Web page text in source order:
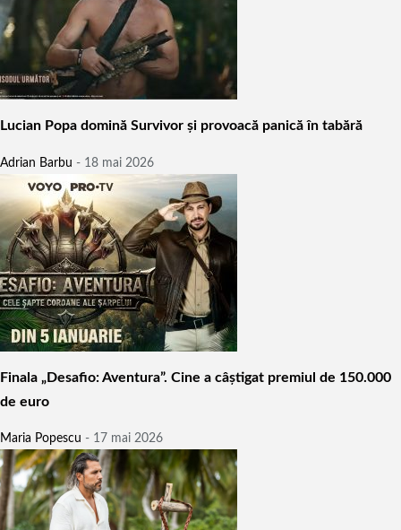
Lucian Popa domină Survivor și provoacă panică în tabără
Adrian Barbu - 18 mai 2026
Finala „Desafio: Aventura”. Cine a câștigat premiul de 150.000
de euro
Maria Popescu - 17 mai 2026